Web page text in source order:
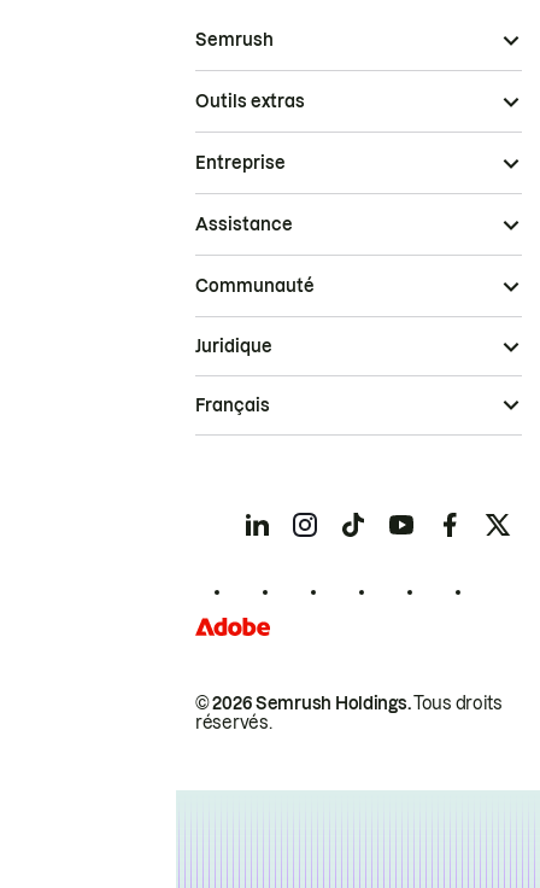
Semrush
Outils extras
Entreprise
Assistance
Communauté
© 2026 Semrush Holdings.Tous droits
réservés.
Juridique
Français